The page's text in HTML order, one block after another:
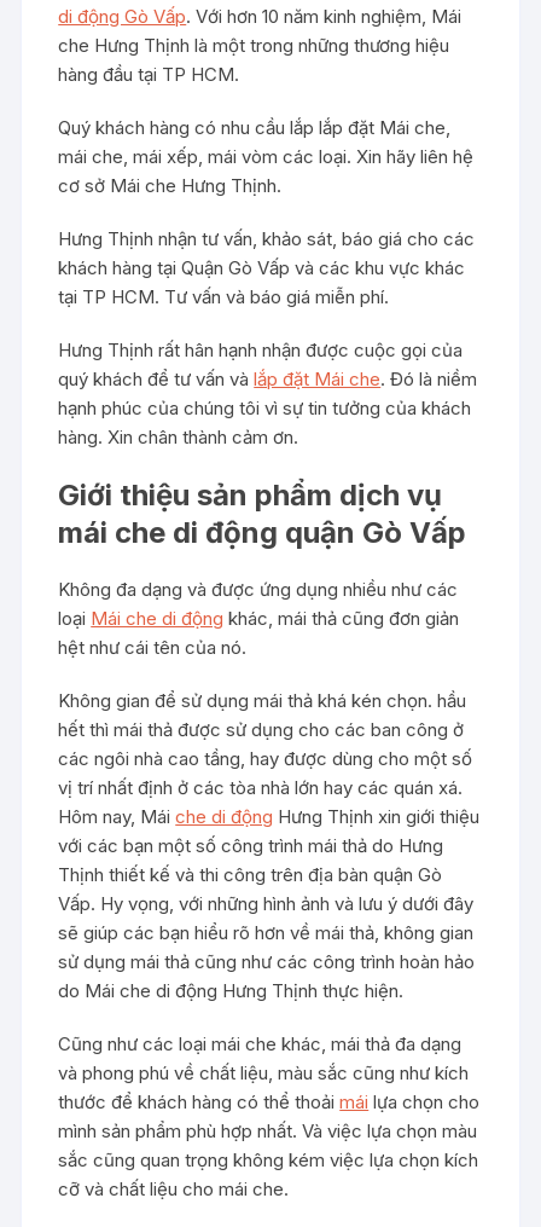
di động Gò Vấp. Với hơn 10 năm kinh nghiệm, Mái
che Hưng Thịnh là một trong những thương hiệu
hàng đầu tại TP HCM.
Quý khách hàng có nhu cầu lắp lắp đặt Mái che,
mái che, mái xếp, mái vòm các loại. Xin hãy liên hệ
cơ sở Mái che Hưng Thịnh.
Hưng Thịnh nhận tư vấn, khảo sát, báo giá cho các
khách hàng tại Quận Gò Vấp và các khu vực khác
tại TP HCM. Tư vấn và báo giá miễn phí.
Hưng Thịnh rất hân hạnh nhận được cuộc gọi của
quý khách để tư vấn vàlắp đặt Mái che. Đó là niềm
hạnh phúc của chúng tôi vì sự tin tưởng của khách
hàng. Xin chân thành cảm ơn.
Giới thiệu sản phẩm dịch vụ
mái che di động quận Gò Vấp
Không đa dạng và được ứng dụng nhiều như các
loại Mái che di động khác, mái thả cũng đơn giản
hệt như cái tên của nó.
Không gian để sử dụng mái thả khá kén chọn. hầu
hết thì mái thả được sử dụng cho các ban công ở
các ngôi nhà cao tầng, hay được dùng cho một số
vị trí nhất định ở các tòa nhà lớn hay các quán xá.
Hôm nay, Máiche di động Hưng Thịnh xin giới thiệu
với các bạn một số công trình mái thả do Hưng
Thịnh thiết kế và thi công trên địa bàn quận Gò
Vấp. Hy vọng, với những hình ảnh và lưu ý dưới đây
sẽ giúp các bạn hiểu rõ hơn về mái thả, không gian
sử dụng mái thả cũng như các công trình hoàn hảo
do Mái che di động Hưng Thịnh thực hiện.
Cũng như các loại mái che khác, mái thả đa dạng
và phong phú về chất liệu, màu sắc cũng như kích
thước để khách hàng có thể thoảimái lựa chọn cho
mình sản phẩm phù hợp nhất. Và việc lựa chọn màu
sắc cũng quan trọng không kém việc lựa chọn kích
cỡ và chất liệu cho mái che.